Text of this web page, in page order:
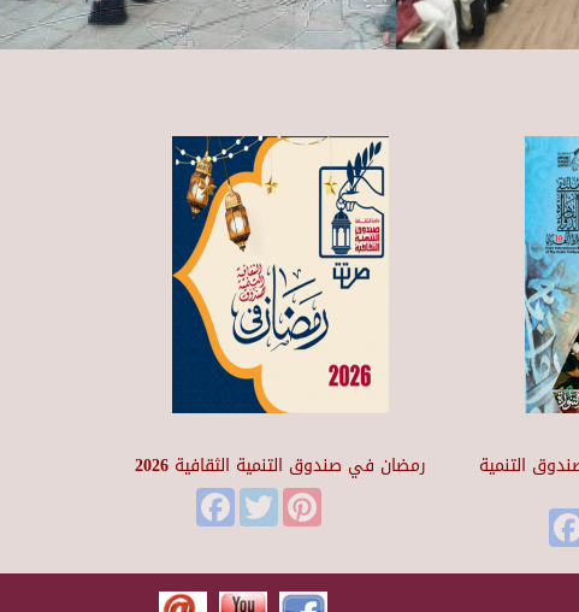
رمضان في صندوق التنمية الثقافية 2026
FacebookTwitter
التنمية